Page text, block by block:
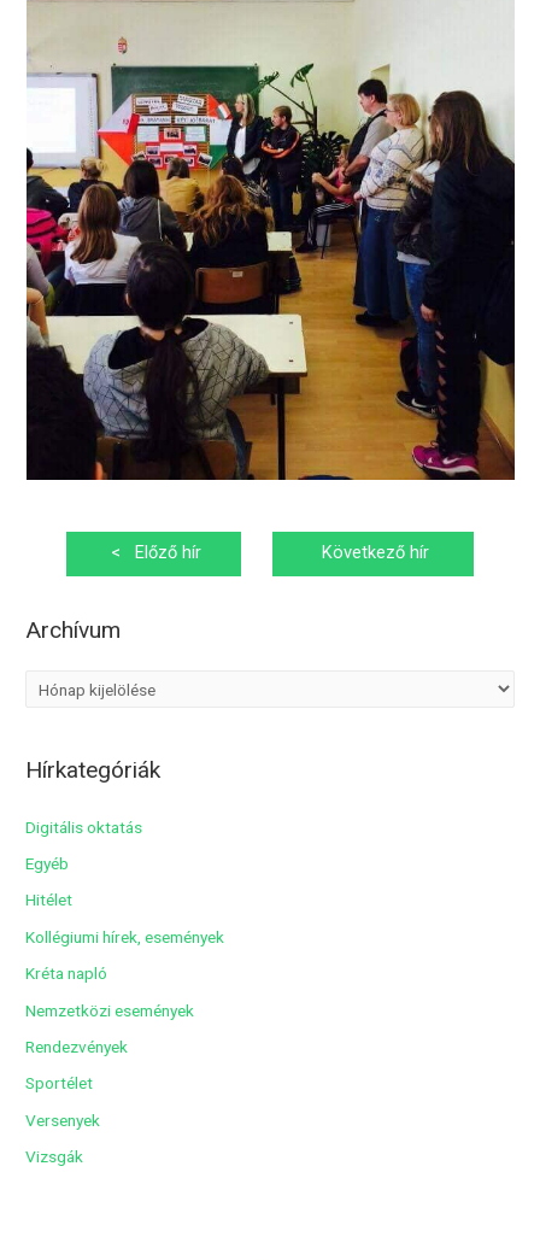
Bejegyzés
navigáció
< Előző hír
Következő hír
Archívum
hHírkategóriák
Digitális oktatás
Egyéb
Hitélet
Kollégiumi hírek, események
Kréta napló
Nemzetközi események
Rendezvények
Sportélet
Versenyek
Vizsgák